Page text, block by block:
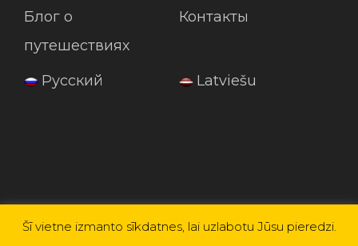
Блог о
путешествиях
Контакты
Русский Latviešu
Šī vietne izmanto sīkdatnes, lai uzlabotu Jūsu pieredzi.